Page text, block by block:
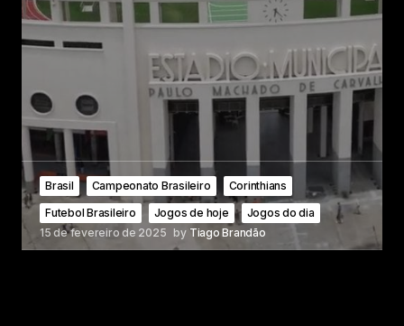
Brasil Campeonato Brasileiro
Corinthians
Futebol Brasileiro
Jogos de hoje
Jogos do dia
15 de fevereiro de 2025 by Tiago Brandão